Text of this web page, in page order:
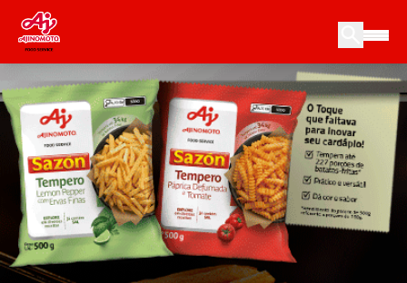
Skip to content